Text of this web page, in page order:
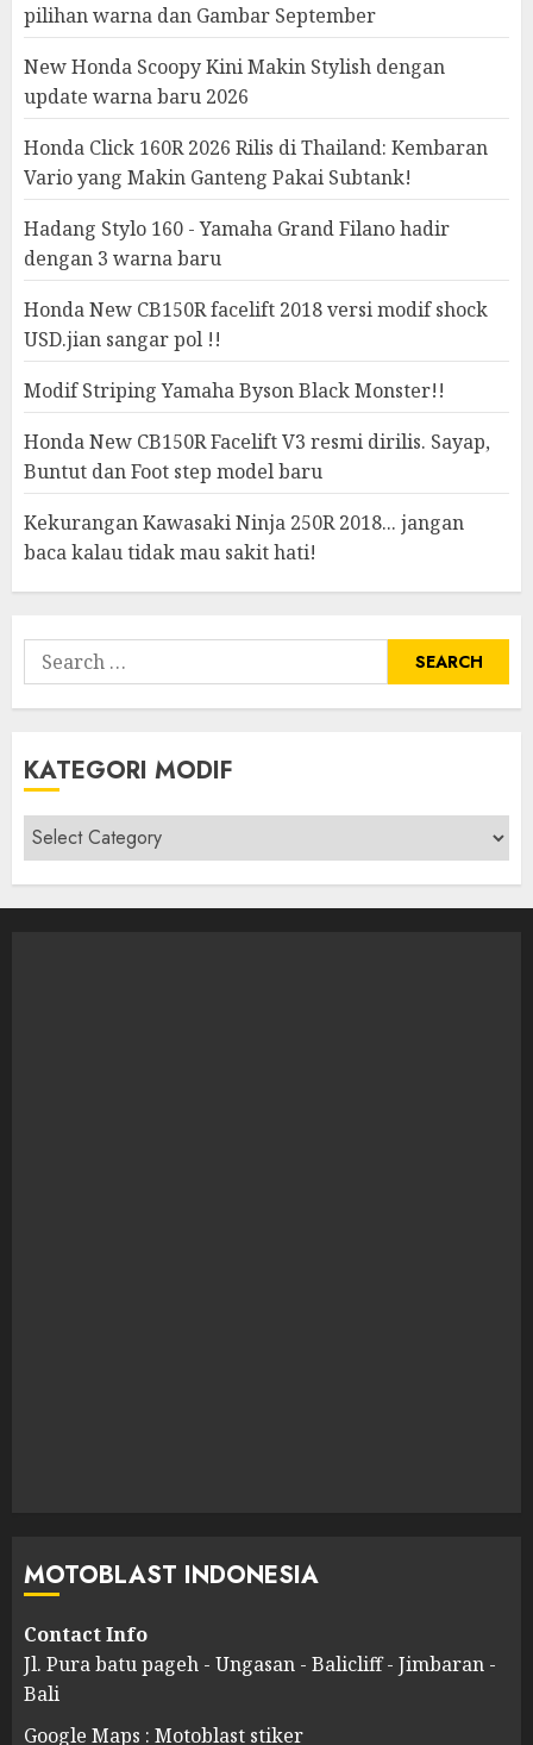
pilihan warna dan Gambar September
New Honda Scoopy Kini Makin Stylish dengan
update warna baru 2026
Honda Click 160R 2026 Rilis di Thailand: Kembaran
Vario yang Makin Ganteng Pakai Subtank!
Hadang Stylo 160 - Yamaha Grand Filano hadir
dengan 3 warna baru
Honda New CB150R facelift 2018 versi modif shock
USD.jian sangar pol !!
Modif Striping Yamaha Byson Black Monster!!
Honda New CB150R Facelift V3 resmi dirilis. Sayap,
Buntut dan Foot step model baru
Kekurangan Kawasaki Ninja 250R 2018... jangan
baca kalau tidak mau sakit hati!
Search
for:
KATEGORI MODIF
Kategori
modif
MOTOBLAST INDONESIA
Contact Info
Jl. Pura batu pageh - Ungasan - Balicliff - Jimbaran -
Bali
Google Maps : Motoblast stiker